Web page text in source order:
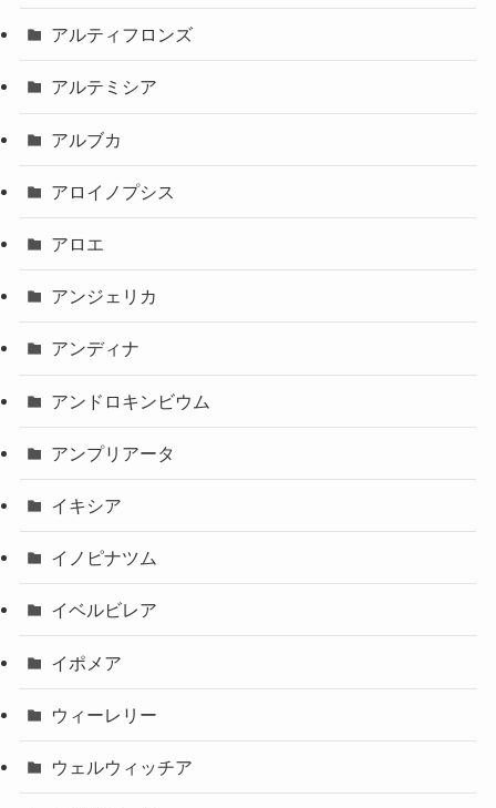
アルティフロンズ
アルテミシア
アルブカ
アロイノプシス
アロエ
アンジェリカ
アンディナ
アンドロキンビウム
アンプリアータ
イキシア
イノピナツム
イベルビレア
イポメア
ウィーレリー
ウェルウィッチア